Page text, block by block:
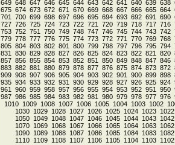
638
639
640
641
642
643
644
645
646
647
648
649
664
665
666
667
668
669
670
671
672
673
674
675
690
691
692
693
694
695
696
697
698
699
700
701
716
717
718
719
720
721
722
723
724
725
726
727
742
743
744
745
746
747
748
749
750
751
752
753
768
769
770
771
772
773
774
775
776
777
778
779
794
795
796
797
798
799
800
801
802
803
804
805
820
821
822
823
824
825
826
827
828
829
830
831
846
847
848
849
850
851
852
853
854
855
856
857
872
873
874
875
876
877
878
879
880
881
882
883
898
899
900
901
902
903
904
905
906
907
908
909
924
925
926
927
928
929
930
931
932
933
934
935
950
951
952
953
954
955
956
957
958
959
960
961
976
977
978
979
980
981
982
983
984
985
986
987
1002
1003
1004
1005
1006
1007
1008
1009
1010
1022
1023
1024
1025
1026
1027
1028
1029
1030
1042
1043
1044
1045
1046
1047
1048
1049
1050
1062
1063
1064
1065
1066
1067
1068
1069
1070
1082
1083
1084
1085
1086
1087
1088
1089
1090
1102
1103
1104
1105
1106
1107
1108
1109
1110